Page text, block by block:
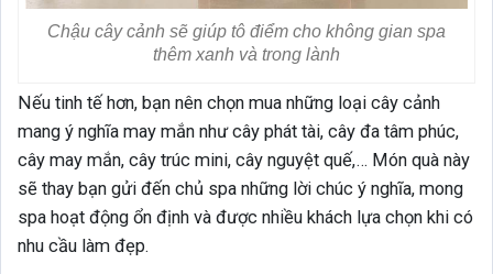
Chậu cây cảnh sẽ giúp tô điểm cho không gian spa
thêm xanh và trong lành
Nếu tinh tế hơn, bạn nên chọn mua những loại cây cảnh
mang ý nghĩa may mắn như cây phát tài, cây đa tâm phúc,
cây may mắn, cây trúc mini, cây nguyệt quế,… Món quà này
sẽ thay bạn gửi đến chủ spa những lời chúc ý nghĩa, mong
spa hoạt động ổn định và được nhiều khách lựa chọn khi có
nhu cầu làm đẹp.